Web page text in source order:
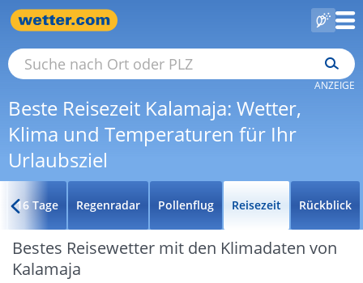
Beste Reisezeit Kalamaja: Wetter,
Klima und Temperaturen für Ihr
Urlaubsziel
ANZEIGE
16 Tage Regenradar Pollenflug Reisezeit Rückblick
Bestes Reisewetter mit den Klimadaten von
Kalamaja